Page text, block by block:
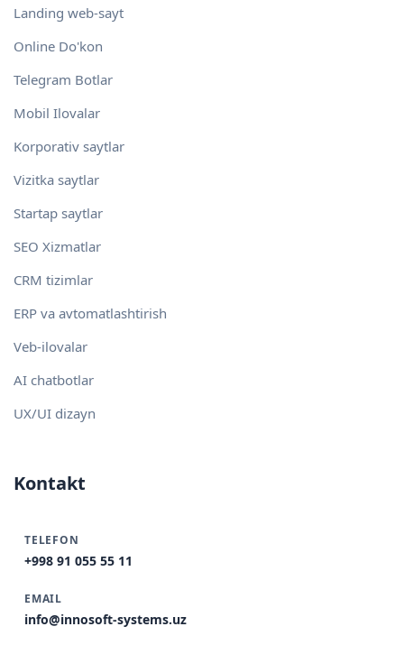
Landing web-sayt
Online Do'kon
Telegram Botlar
Mobil Ilovalar
Korporativ saytlar
Vizitka saytlar
Startap saytlar
SEO Xizmatlar
CRM tizimlar
ERP va avtomatlashtirish
Veb-ilovalar
AI chatbotlar
UX/UI dizayn
Kontakt
TELEFON
+998 91 055 55 11
EMAIL
info@innosoft-systems.uz